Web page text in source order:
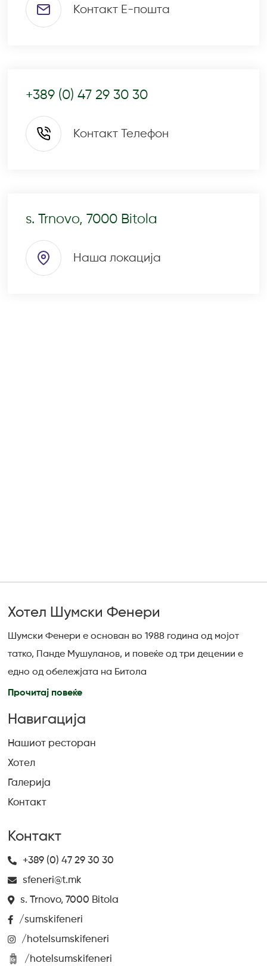
Контакт Е-пошта
+389 (0) 47 29 30 30
Контакт Телефон
s. Trnovo, 7000 Bitola
Наша локација
Хотел Шумски Фенери
Шумски Фенери е основан во 1988 година од мојот
татко, Панде Мушуланов, и повеќе од три децении е
едно од обележјата на Битола
Прочитај повеќе
Навигација
Нашиот ресторан
Хотел
Галерија
Контакт
Контакт
+389 (0) 47 29 30 30
sfeneri@t.mk
s. Trnovo, 7000 Bitola
/sumskifeneri
/hotelsumskifeneri
/hotelsumskifeneri